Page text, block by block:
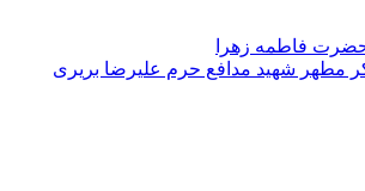
فاطمه زهرا
مطهر شهید مدافع حرم علیرضا بریری